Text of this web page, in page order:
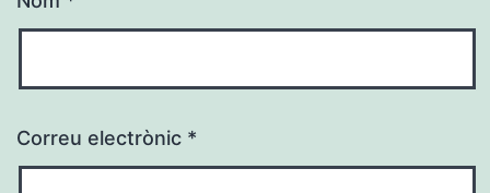
Correu electrònic *